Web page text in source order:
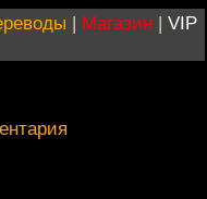
| Магазин | VIP